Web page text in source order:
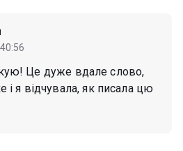
Це дуже вдале слово,
і я відчувала, як писала цю